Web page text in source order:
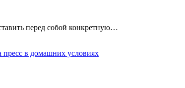
перед собой конкретную…
пресс в домашних условиях